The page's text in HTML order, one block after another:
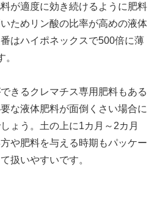
が適度に効き続けるように肥料
ためリン酸の比率が高めの液体
はハイポネックスで500倍に薄
きるクレマチス専用肥料もある
な液体肥料が面倒くさい場合に
ょう。土の上に1カ月～2カ月
や肥料を与える時期もパッケー
扱いやすいです。